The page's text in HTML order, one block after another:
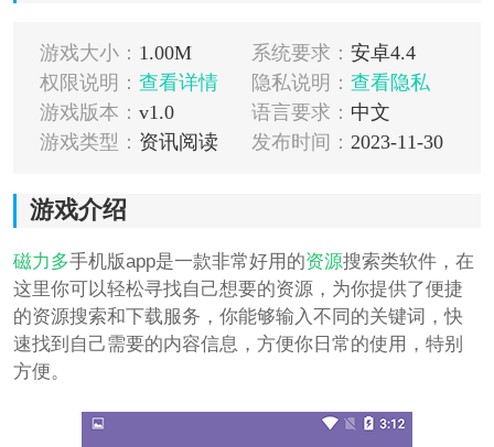
游戏大小： 1.00M 系统要求： 安卓4.4
权限说明： 查看详情 隐私说明： 查看隐私
游戏版本： v1.0 语言要求： 中文
游戏类型： 资讯阅读 发布时间： 2023-11-30
游戏介绍
磁力多手机版app是一款非常好用的资源搜索类软件，在
这里你可以轻松寻找自己想要的资源，为你提供了便捷
的资源搜索和下载服务，你能够输入不同的关键词，快
速找到自己需要的内容信息，方便你日常的使用，特别
方便。